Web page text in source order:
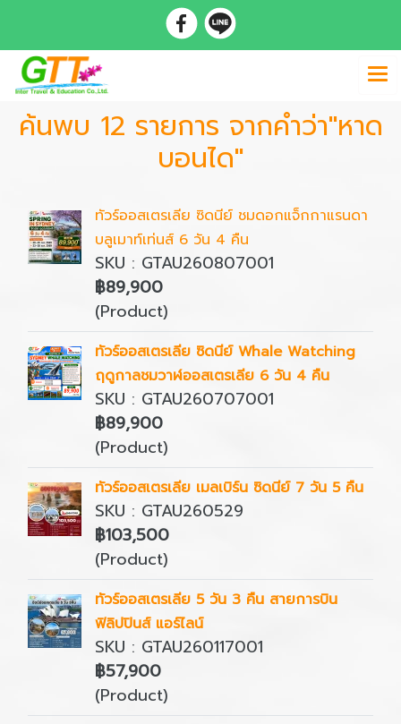
ค้นพบ 12 รายการ จากคำว่า"หาด
บอนได"
ทัวร์ออสเตรเลีย ซิดนีย์ ชมดอกแจ็กกาแรนดา
บลูเมาท์เท่นส์ 6 วัน 4 คืน
SKU : GTAU260807001
฿89,900
(Product)
ทัวร์ออสเตรเลีย ซิดนีย์ Whale Watching
ฤดูกาลชมวาฬออสเตรเลีย 6 วัน 4 คืน
SKU : GTAU260707001
฿89,900
(Product)
ทัวร์ออสเตรเลีย เมลเบิร์น ซิดนีย์ 7 วัน 5 คืน
SKU : GTAU260529
฿103,500
(Product)
ทัวร์ออสเตรเลีย 5 วัน 3 คืน สายการบิน
ฟิลิปปินส์ แอร์ไลน์
SKU : GTAU260117001
฿57,900
(Product)